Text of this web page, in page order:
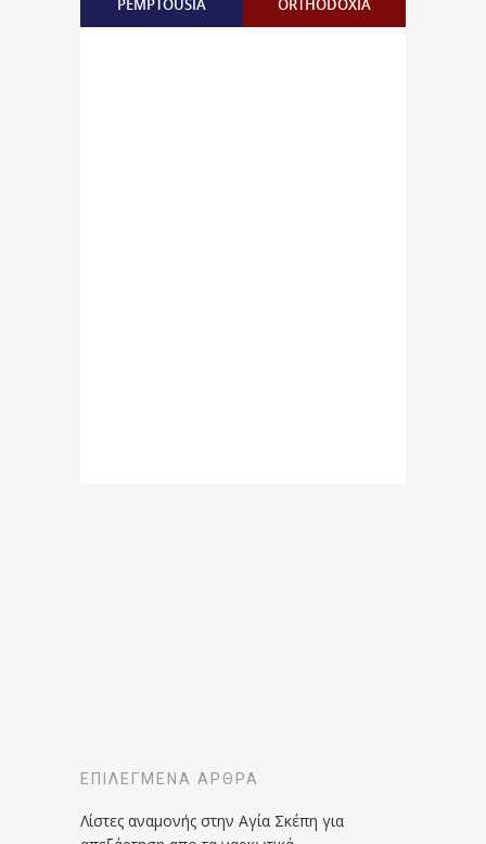
PEMPTOUSIA ORTHODOXIA
ΕΠΙΛΕΓΜΈΝΑ ΆΡΘΡΑ
Λίστες αναμονής στην Αγία Σκέπη για